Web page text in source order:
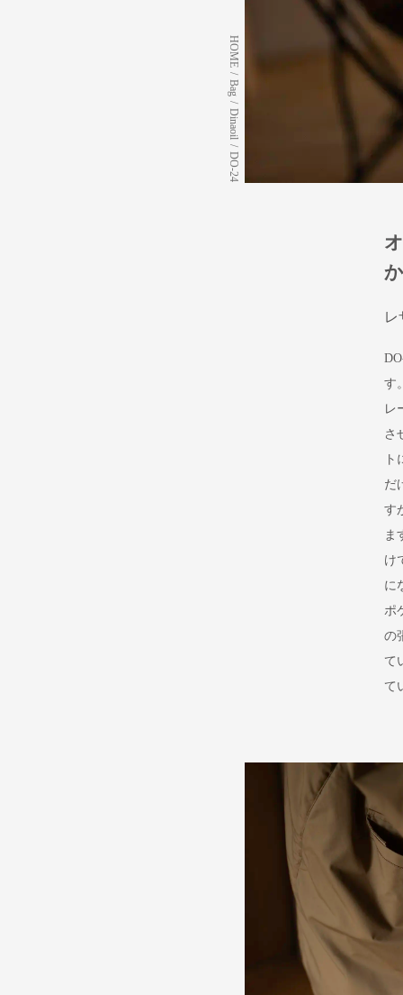
HOME
/
Bag
/
Dinaoil
/
DO-24
レ
す
レ
さ
だ
す
ま
け
に
ポ
の
て
て